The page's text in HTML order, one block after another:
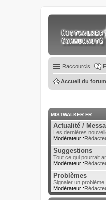
Raccourcis
Accueil du forum
MISTWALKER FR
Actualité /
Les dernières
Modérateur :
Suggestions
Tout ce qui pourrait
Modérateur :
Problèmes
Signaler un
Modérateur :